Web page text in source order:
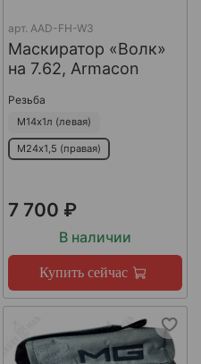
арт. AAD-FH-W3
Маскиратор «Волк»
на 7.62, Armacon
Резьба
М14х1л (левая)
М24х1,5 (правая)
7 700 ₽
В наличии
Купить сейчас